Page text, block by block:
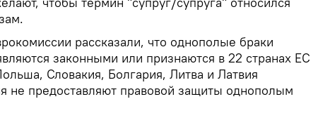
рассказали, что однополые браки
законными или признаются в 22 странах ЕС
Словакия, Болгария, Литва и Латвия
не предоставляют правовой защиты однополым